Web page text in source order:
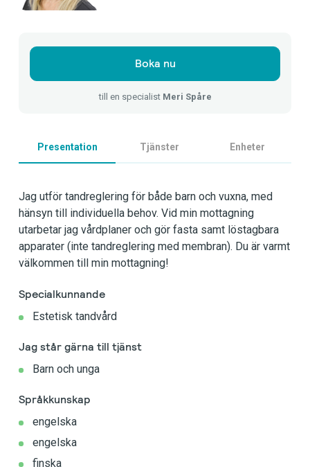
Boka nu
till en specialist Meri Spåre
Presentation Tjänster Enheter
Jag utför tandreglering för både barn och vuxna, med
hänsyn till individuella behov. Vid min mottagning
utarbetar jag vårdplaner och gör fasta samt löstagbara
apparater (inte tandreglering med membran). Du är varmt
välkommen till min mottagning!
Specialkunnande
Estetisk tandvård
Jag står gärna till tjänst
Barn och unga
Språkkunskap
engelska
engelska
finska